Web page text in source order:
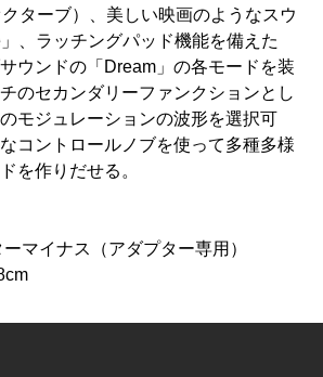
クターブ）、美しい映画のようなスウ
、ラッチングパッド機能を備えた
ウンドの「Dream」の各モードを装
のセカンダリーファンクションとし
モジュレーションの波形を選択可
コントロールノブを使って多種多様
を作りだせる。
マイナス（アダプター専用）